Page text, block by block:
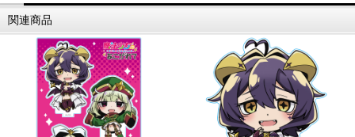
関連商品